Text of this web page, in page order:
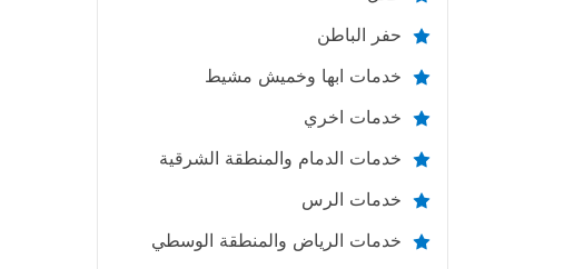
حفر الباطن
خدمات ابها وخميش مشيط
خدمات اخري
خدمات الدمام والمنطقة الشرقية
خدمات الرس
خدمات الرياض والمنطقة الوسطي